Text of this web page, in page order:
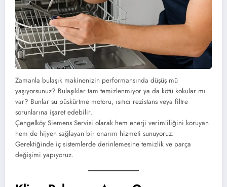
Zamanla bulaşık makinenizin performansında düşüş mü
yaşıyorsunuz? Bulaşıklar tam temizlenmiyor ya da kötü kokular mı
var? Bunlar su püskürtme motoru, ısıtıcı rezistans veya filtre
sorunlarına işaret edebilir.
Çengelköy Siemens Servisi olarak hem enerji verimliliğini koruyan
hem de hijyen sağlayan bir onarım hizmeti sunuyoruz.
Gerektiğinde iç sistemlerde derinlemesine temizlik ve parça
değişimi yapıyoruz.